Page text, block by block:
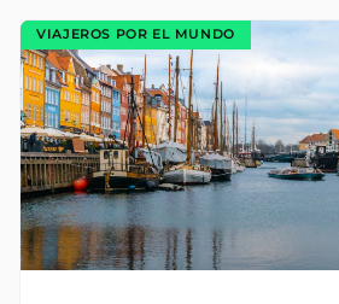
VIAJEROS POR EL MUNDO